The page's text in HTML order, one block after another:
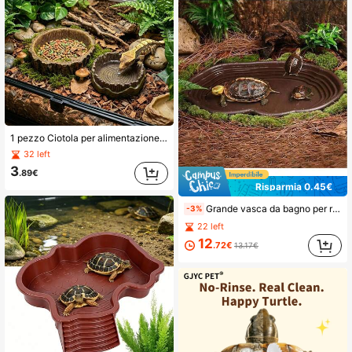
1 pezzo Ciotola per alimentazione rettili a forma di ceppo d'albero, ciotola per acqua in resina con base stabile, adatta per giechi, rane e tartarughe, accessorio per alimentazione animali domestici habitat naturale, decorazione per serbatoio rettili, adatta per serbatoio in vetro
32 left
3.89€
Risparmia 0.45€
-3% Grande vasca da bagno per rettili con accessori per tartarughe e anfibi, adatta per tartarughe, manguste, leoni, lucertole, rane, serpenti e scorpioni di palazzo (disponibili in più stili). Design: vasca da bagno per rettili a forma di fiume con bordi arrotondati e lisci e design poco profondo che non danneggia le tartarughe. Adatta per rettili, tartarughe terrestri, tartarughe del deserto russo
22 left
12.72€ 13.17€